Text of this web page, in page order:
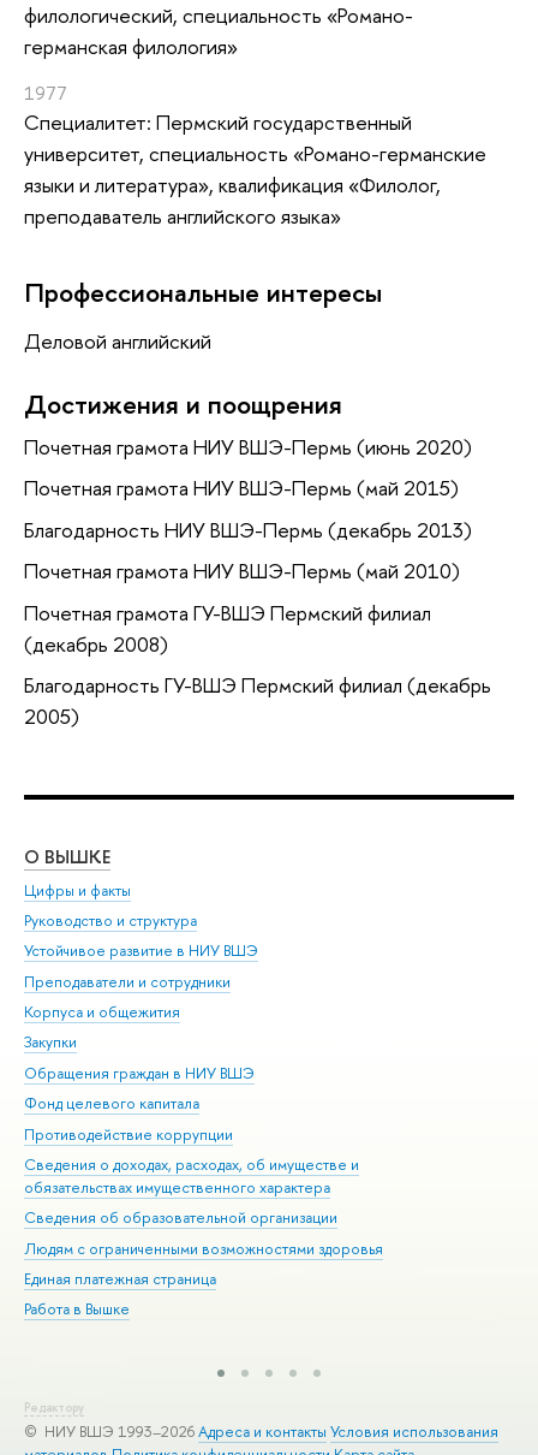
филологический, специальность «Романо-
германская филология»
1977
Специалитет: Пермский государственный
университет, специальность «Романо-германские
языки и литература», квалификация «Филолог,
преподаватель английского языка»
Профессиональные интересы
Деловой английский
Достижения и поощрения
Почетная грамота НИУ ВШЭ-Пермь (июнь 2020)
Почетная грамота НИУ ВШЭ-Пермь (май 2015)
Благодарность НИУ ВШЭ-Пермь (декабрь 2013)
Почетная грамота НИУ ВШЭ-Пермь (май 2010)
Почетная грамота ГУ-ВШЭ Пермский филиал
(декабрь 2008)
Благодарность ГУ-ВШЭ Пермский филиал (декабрь
2005)
О ВЫШКЕ
Цифры и факты
Руководство и структура
Устойчивое развитие в НИУ ВШЭ
Преподаватели и сотрудники
Корпуса и общежития
Закупки
Обращения граждан в НИУ ВШЭ
Фонд целевого капитала
Противодействие коррупции
Сведения о доходах, расходах, об имуществе и
обязательствах имущественного характера
Сведения об образовательной организации
Людям с ограниченными возможностями здоровья
Единая платежная страница
Работа в Вышке
Редактору
© НИУ ВШЭ 1993–2026Адреса и контакты Условия использования